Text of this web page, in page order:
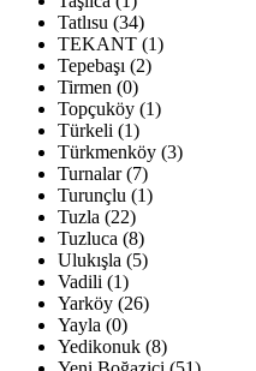
Tatlısu (34)
TEKANT (1)
Tepebaşı (2)
Tirmen (0)
Topçuköy (1)
Türkeli (1)
Türkmenköy (3)
Turnalar (7)
Turunçlu (1)
Tuzla (22)
Tuzluca (8)
Ulukışla (5)
Vadili (1)
Yarköy (26)
Yayla (0)
Yedikonuk (8)